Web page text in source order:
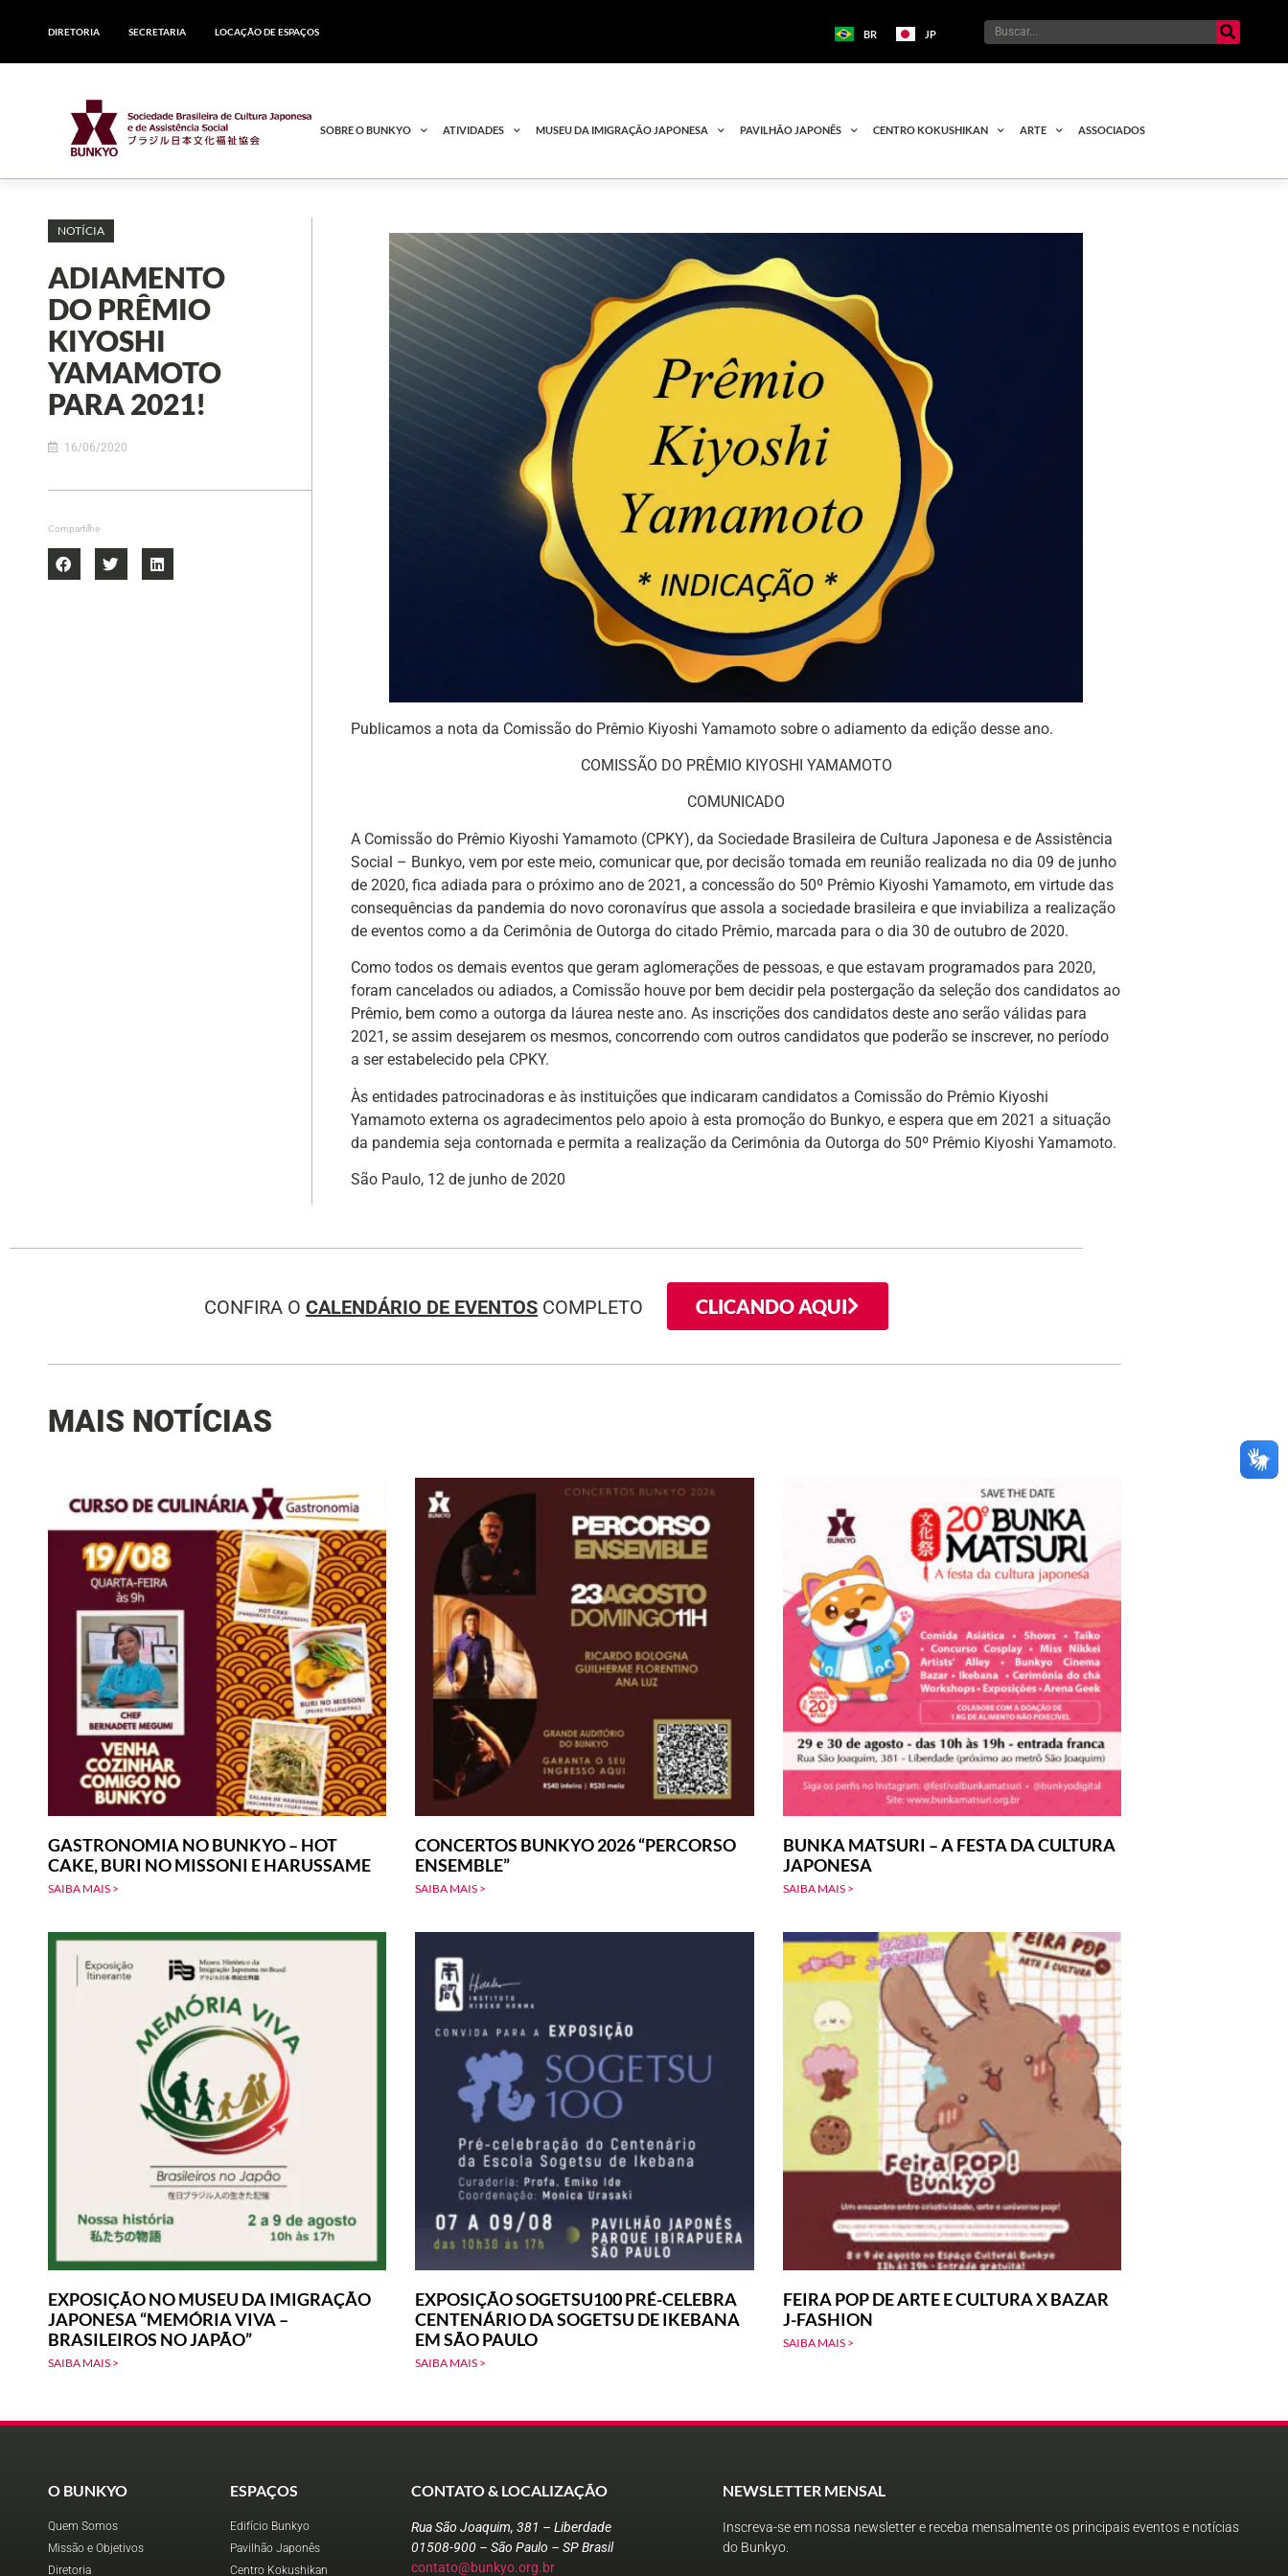
DIRETORIA SECRETARIA LOCAÇÃO DE ESPAÇOS BR JP
SOBRE O BUNKYO ATIVIDADES MUSEU DA IMIGRAÇÃO JAPONESA PAVILHÃO JAPONÊS CENTRO KOKUSHIKAN ARTE ASSOCIADOS
NOTÍCIA
ADIAMENTO
DO PRÊMIO
KIYOSHI
YAMAMOTO
PARA 2021!
16/06/2020
Compartilhe
Publicamos a nota da Comissão do Prêmio Kiyoshi Yamamoto sobre o adiamento da edição desse ano.
COMISSÃO DO PRÊMIO KIYOSHI YAMAMOTO
COMUNICADO
A Comissão do Prêmio Kiyoshi Yamamoto (CPKY), da Sociedade Brasileira de Cultura Japonesa e de Assistência
Social – Bunkyo, vem por este meio, comunicar que, por decisão tomada em reunião realizada no dia 09 de junho
de 2020, fica adiada para o próximo ano de 2021, a concessão do 50º Prêmio Kiyoshi Yamamoto, em virtude das
consequências da pandemia do novo coronavírus que assola a sociedade brasileira e que inviabiliza a realização
de eventos como a da Cerimônia de Outorga do citado Prêmio, marcada para o dia 30 de outubro de 2020.
Como todos os demais eventos que geram aglomerações de pessoas, e que estavam programados para 2020,
foram cancelados ou adiados, a Comissão houve por bem decidir pela postergação da seleção dos candidatos ao
Prêmio, bem como a outorga da láurea neste ano. As inscrições dos candidatos deste ano serão válidas para
2021, se assim desejarem os mesmos, concorrendo com outros candidatos que poderão se inscrever, no período
a ser estabelecido pela CPKY.
Às entidades patrocinadoras e às instituições que indicaram candidatos a Comissão do Prêmio Kiyoshi
Yamamoto externa os agradecimentos pelo apoio à esta promoção do Bunkyo, e espera que em 2021 a situação
da pandemia seja contornada e permita a realização da Cerimônia da Outorga do 50º Prêmio Kiyoshi Yamamoto.
São Paulo, 12 de junho de 2020
CONFIRA O CALENDÁRIO DE EVENTOS COMPLETO CLICANDO AQUI
MAIS NOTÍCIAS
GASTRONOMIA NO BUNKYO – HOT
CAKE, BURI NO MISSONI E HARUSSAME
SAIBA MAIS >
CONCERTOS BUNKYO 2026 “PERCORSO
ENSEMBLE”
SAIBA MAIS >
BUNKA MATSURI – A FESTA DA CULTURA
JAPONESA
SAIBA MAIS >
EXPOSIÇÃO NO MUSEU DA IMIGRAÇÃO
JAPONESA “MEMÓRIA VIVA –
BRASILEIROS NO JAPÃO”
SAIBA MAIS >
EXPOSIÇÃO SOGETSU100 PRÉ-CELEBRA
CENTENÁRIO DA SOGETSU DE IKEBANA
EM SÃO PAULO
SAIBA MAIS >
FEIRA POP DE ARTE E CULTURA X BAZAR
J-FASHION
SAIBA MAIS >
O BUNKYO
Quem Somos
Missão e Objetivos
Diretoria
ESPAÇOS
Edifício Bunkyo
Pavilhão Japonês
Centro Kokushikan
CONTATO & LOCALIZAÇÃO
Rua São Joaquim, 381 – Liberdade
01508-900 – São Paulo – SP Brasil
contato@bunkyo.org.br
NEWSLETTER MENSAL
Inscreva-se em nossa newsletter e receba mensalmente os principais eventos e notícias
do Bunkyo.